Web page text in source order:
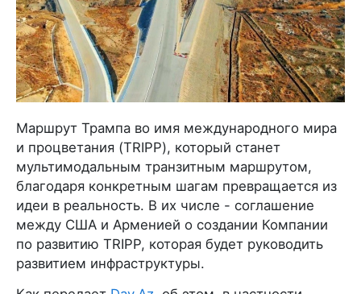
Маршрут Трампа во имя международного мира
и процветания (TRIPP), который станет
мультимодальным транзитным маршрутом,
благодаря конкретным шагам превращается из
идеи в реальность. В их числе - соглашение
между США и Арменией о создании Компании
по развитию TRIPP, которая будет руководить
развитием инфраструктуры.